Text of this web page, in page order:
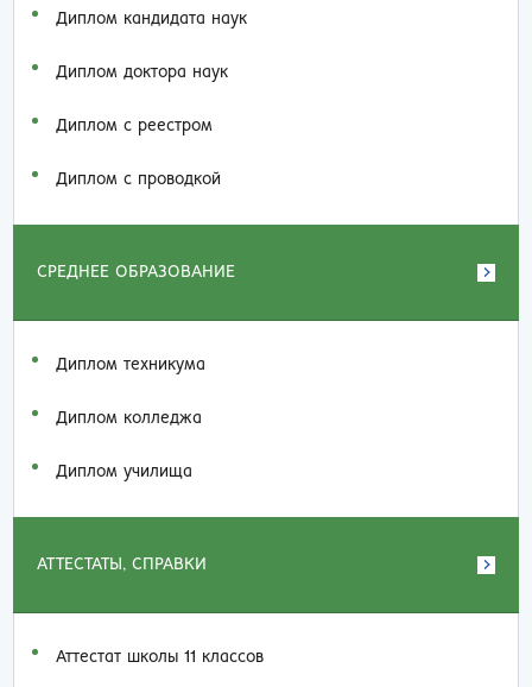
Диплом кандидата наук
Диплом доктора наук
Диплом с реестром
Диплом с проводкой
СРЕДНЕЕ ОБРАЗОВАНИЕ
Диплом техникума
Диплом колледжа
Диплом училища
АТТЕСТАТЫ, СПРАВКИ
Аттестат школы 11 классов